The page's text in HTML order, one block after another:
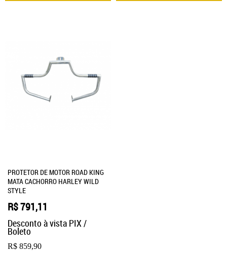
PROTETOR DE MOTOR ROAD KING
MATA CACHORRO HARLEY WILD
STYLE
R$ 859,90
R$ 791,11
Desconto à vista PIX /
Boleto